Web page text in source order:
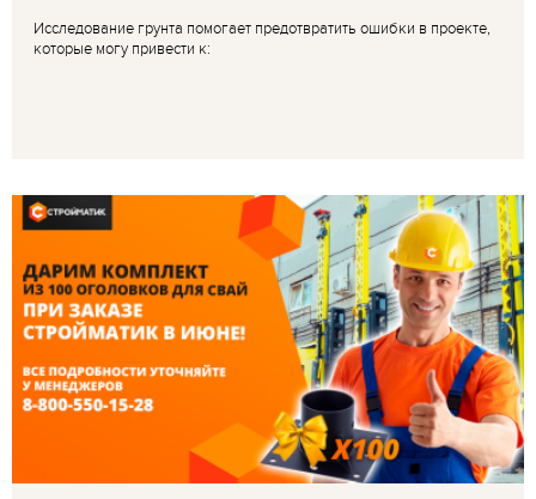
Исследование грунта помогает предотвратить ошибки в проекте,
которые могу привести к: